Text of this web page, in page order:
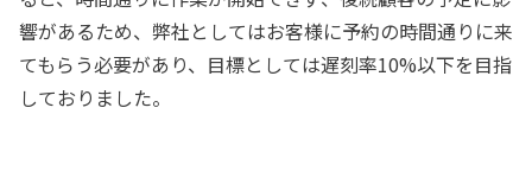
響があるため、弊社としてはお客様に予約の時間通りに来
てもらう必要があり、目標としては遅刻率10%以下を目指
しておりました。